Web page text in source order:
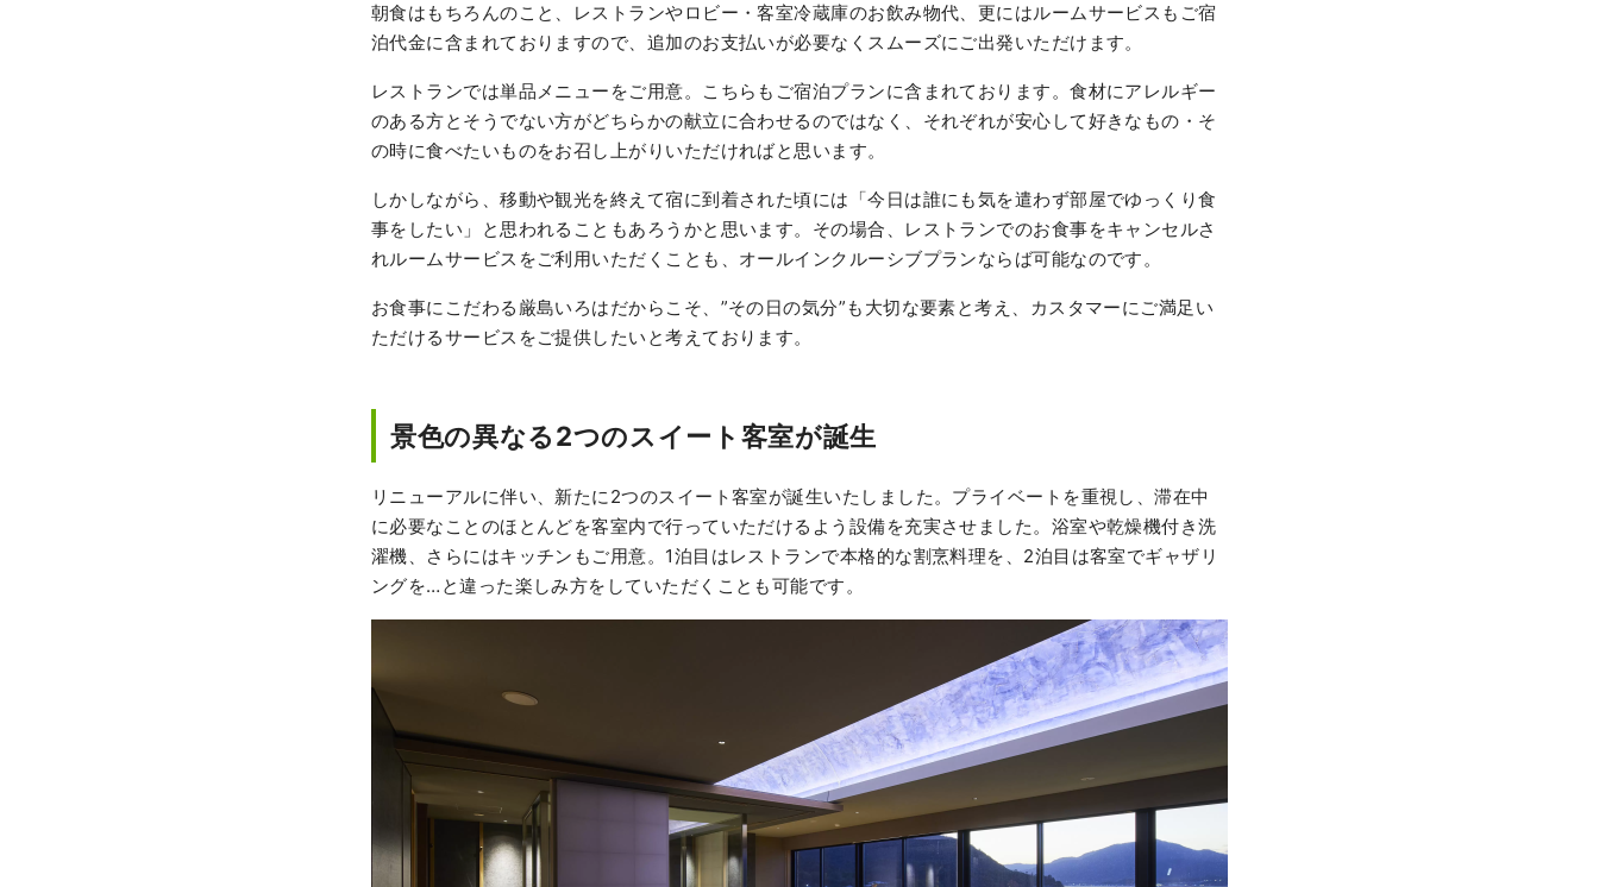
朝食はもちろんのこと、レストランやロビー・客室冷蔵庫のお飲み物代、更にはルームサービスもご宿
泊代金に含まれておりますので、追加のお支払いが必要なくスムーズにご出発いただけます。
レストランでは単品メニューをご用意。こちらもご宿泊プランに含まれております。食材にアレルギー
のある方とそうでない方がどちらかの献立に合わせるのではなく、それぞれが安心して好きなもの・そ
の時に食べたいものをお召し上がりいただければと思います。
しかしながら、移動や観光を終えて宿に到着された頃には「今日は誰にも気を遣わず部屋でゆっくり食
事をしたい」と思われることもあろうかと思います。その場合、レストランでのお食事をキャンセルさ
れルームサービスをご利用いただくことも、オールインクルーシブプランならば可能なのです。
お食事にこだわる厳島いろはだからこそ、”その日の気分”も大切な要素と考え、カスタマーにご満足い
ただけるサービスをご提供したいと考えております。
景色の異なる2つのスイート客室が誕生
リニューアルに伴い、新たに2つのスイート客室が誕生いたしました。プライベートを重視し、滞在中
に必要なことのほとんどを客室内で行っていただけるよう設備を充実させました。浴室や乾燥機付き洗
濯機、さらにはキッチンもご用意。1泊目はレストランで本格的な割烹料理を、2泊目は客室でギャザリ
ングを…と違った楽しみ方をしていただくことも可能です。